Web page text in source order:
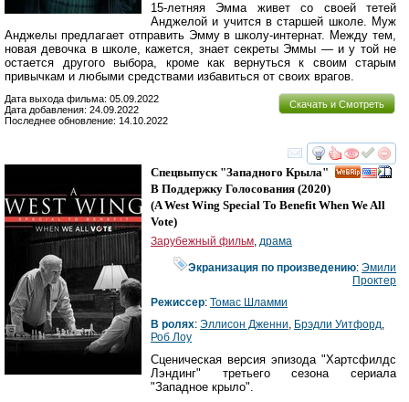
15-летняя Эмма живет со своей тетей
Анджелой и учится в старшей школе. Муж
Анджелы предлагает отправить Эмму в школу-интернат. Между тем,
новая девочка в школе, кажется, знает секреты Эммы — и у той не
остается другого выбора, кроме как вернуться к своим старым
привычкам и любыми средствами избавиться от своих врагов.
Скачать и Смотреть
Дата выхода фильма: 05.09.2022
Дата добавления: 24.09.2022
Последнее обновление: 14.10.2022
смотреть
Спецвыпуск "Западного Крыла"
В Поддержку Голосования (2020)
(A West Wing Special To Benefit When We All
Vote)
Зарубежный фильм, драма
Экранизация по произведению:Эмили
Проктер
Режиссер: Томас Шламми
В ролях: Эллисон Дженни, Брэдли Уитфорд,
Роб Лоу
Сценическая версия эпизода "Хартсфилдс
Лэндинг" третьего сезона сериала
"Западное крыло".